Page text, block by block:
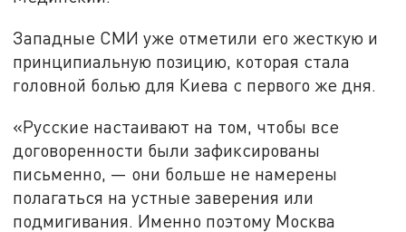
Западные СМИ уже отметили его жесткую и
принципиальную позицию, которая стала
головной болью для Киева с первого же дня.
«Русские настаивают на том, чтобы все
договоренности были зафиксированы
письменно, — они больше не намерены
полагаться на устные заверения или
подмигивания. Именно поэтому Москва